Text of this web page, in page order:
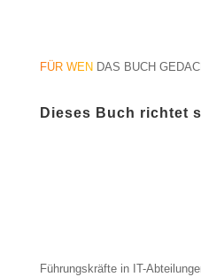
FÜR WEN DAS BUCH
Dieses Buch richtet
Führungskräfte in IT-